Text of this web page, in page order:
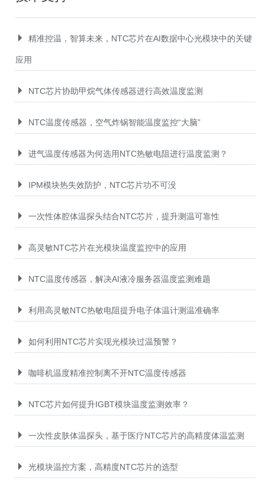
精准控温，智算未来，NTC芯片在AI数据中心光模块中的关键
应用
NTC芯片协助甲烷气体传感器进行高效温度监测
NTC温度传感器，空气炸锅智能温度监控“大脑”
进气温度传感器为何选用NTC热敏电阻进行温度监测？
IPM模块热失效防护，NTC芯片功不可没
一次性体腔体温探头结合NTC芯片，提升测温可靠性
高灵敏NTC芯片在光模块温度监控中的应用
NTC温度传感器，解决AI液冷服务器温度监测难题
利用高灵敏NTC热敏电阻提升电子体温计测温准确率
如何利用NTC芯片实现光模块过温预警？
咖啡机温度精准控制离不开NTC温度传感器
NTC芯片如何提升IGBT模块温度监测效率？
一次性皮肤体温探头，基于医疗NTC芯片的高精度体温监测
光模块温控方案，高精度NTC芯片的选型